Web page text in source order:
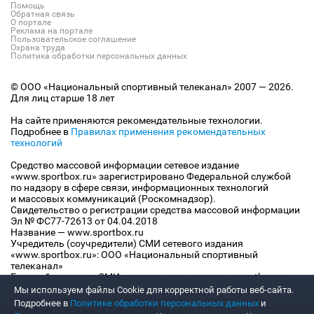
Помощь
Обратная связь
О портале
Реклама на портале
Пользовательское соглашение
Охрана труда
Политика обработки персональных данных
© ООО «Национальный спортивный телеканал» 2007 — 2026.
Для лиц старше 18 лет
На сайте применяются рекомендательные технологии.
Подробнее в Правилах применения рекомендательных
технологий
Средство массовой информации сетевое издание
«www.sportbox.ru» зарегистрировано Федеральной службой
по надзору в сфере связи, информационных технологий
и массовых коммуникаций (Роскомнадзор).
Свидетельство о регистрации средства массовой информации
Эл № ФС77-72613 от 04.04.2018
Название — www.sportbox.ru
Учредитель (соучредители) СМИ сетевого издания
«www.sportbox.ru»: ООО «Национальный спортивный
телеканал»
Главный редактор СМИ сетевого издания «www.sportbox.ru»:
Конов В.А.
Номер телефона редакции СМИ сетевого издания
«www.sportbox.ru»: +7 (495) 653 8419
Мы используем файлы Сookie для корректной работы веб-сайта.
Подробнее в Политике обработки персональных данных и